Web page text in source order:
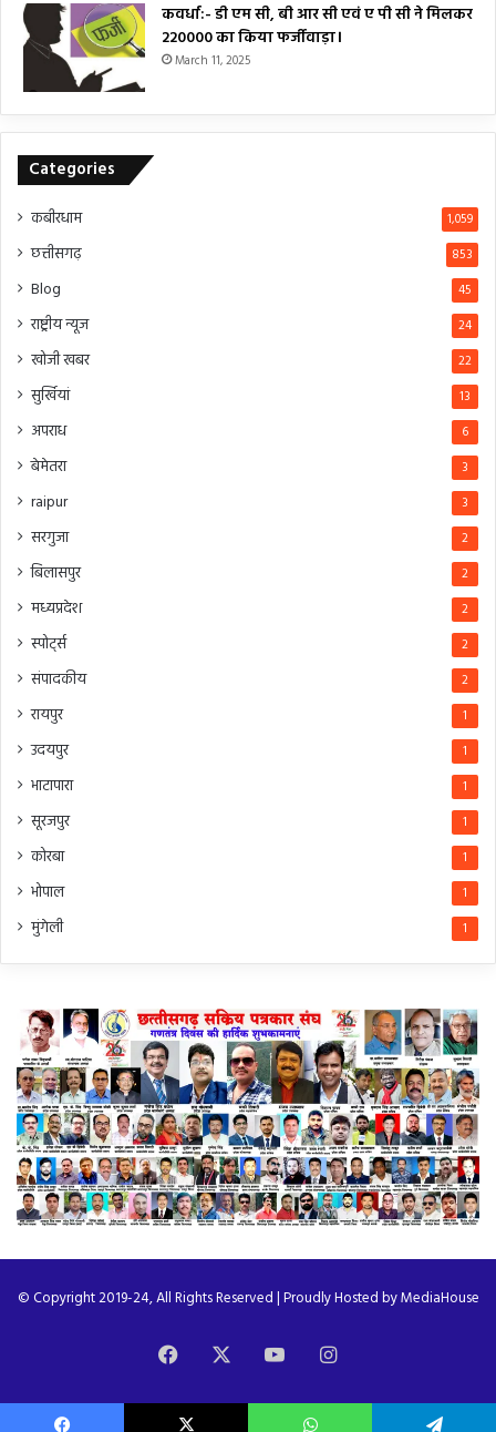
कवर्धा:- डी एम सी, बी आर सी एवं ए पी सी ने मिलकर
₹220000 का किया फर्जीवाड़ा।
March 11, 2025
Categories
कबीरधाम 1,059
छत्तीसगढ़ 853
Blog 45
राष्ट्रीय न्यूज 24
खोजी खबर 22
सुर्खियां 13
अपराध 6
बेमेतरा 3
raipur 3
सरगुजा 2
बिलासपुर 2
मध्यप्रदेश 2
स्पोर्ट्स 2
संपादकीय 2
रायपुर 1
उदयपुर 1
भाटापारा 1
सूरजपुर 1
कोरबा 1
भोपाल 1
मुंगेली 1
© Copyright 2019-24, All Rights Reserved | Proudly Hosted byMediaHouse
Facebook YouTubeInstagram